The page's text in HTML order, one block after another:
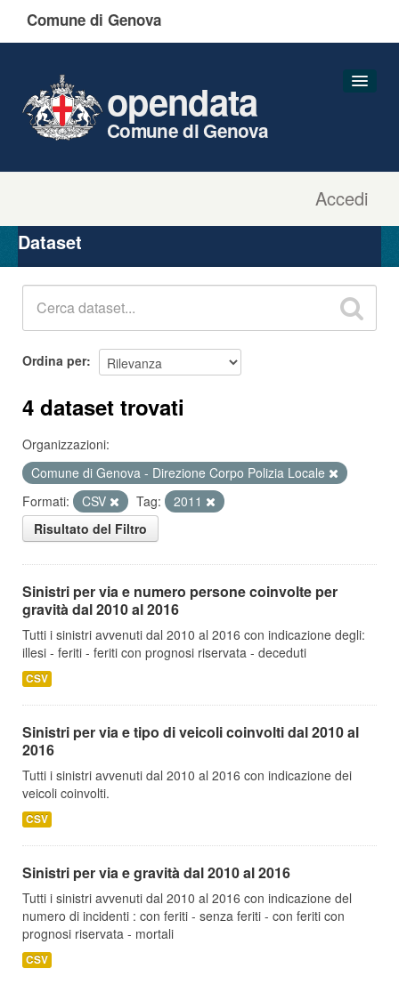
Comune di Genova
Accedi
opendata
Comune di Genova
Organizzazioni
Gruppi
Dataset
Ordina per
4 dataset trovati
Organizzazioni:
Comune di Genova - Direzione Corpo Polizia Locale
Formati:
CSV Tag:
2011
Risultato del Filtro
Sinistri per via e numero persone coinvolte per
gravità dal 2010 al 2016
Tutti i sinistri avvenuti dal 2010 al 2016 con indicazione degli:
illesi - feriti - feriti con prognosi riservata - deceduti
CSV
Sinistri per via e tipo di veicoli coinvolti dal 2010 al
2016
Tutti i sinistri avvenuti dal 2010 al 2016 con indicazione dei
veicoli coinvolti.
CSV
Sinistri per via e gravità dal 2010 al 2016
Tutti i sinistri avvenuti dal 2010 al 2016 con indicazione del
numero di incidenti : con feriti - senza feriti - con feriti con
prognosi riservata - mortali
CSV